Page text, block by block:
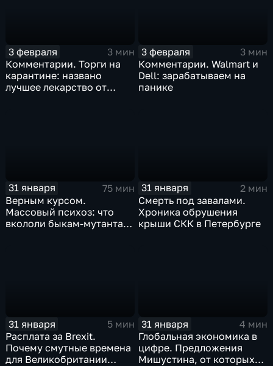
3 февраля
3 мин
Комментарии. Торги на
карантине: названо
лучшее лекарство от
3 февраля
3 мин
Комментарии. Walmart и
Dell: зарабатываем на
панике
31 января
75 мин
Верным курсом.
Массовый психоз: что
вкололи быкам-мутантам,
31 января
2 мин
Смерть под завалами.
Хроника обрушения
крыши СКК в Петербурге
31 января
5 мин
Расплата за Brexit.
Почему смутные времена
для Великобритании
31 января
4 мин
Глобальная экономика в
цифре. Предложения
Мишустина, от которых